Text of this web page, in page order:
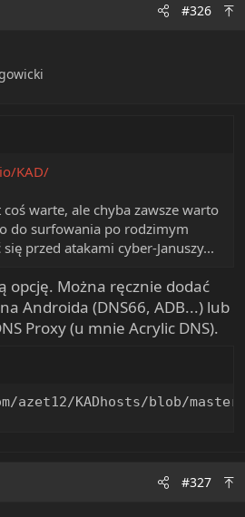
#326
KAD/
warte, ale chyba zawsze warto
do surfowania po rodzimym
przed atakami cyber-Januszy...
opcję. Można ręcznie dodać
Androida (DNS66, ADB...) lub
Proxy (u mnie Acrylic DNS).
azet12/KADhosts/blob/
#327